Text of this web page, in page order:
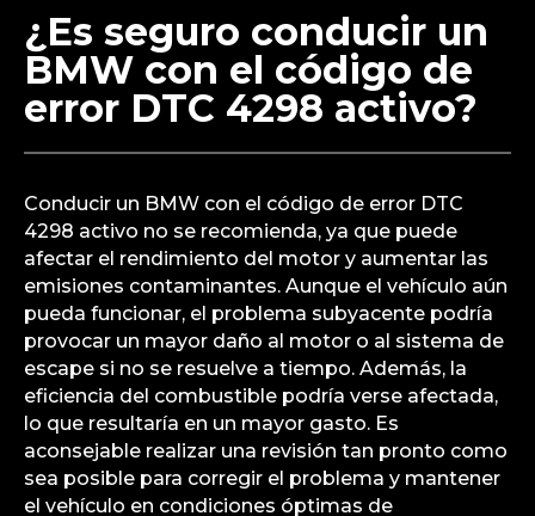
¿Es seguro conducir un
BMW con el código de
error DTC 4298 activo?
Conducir un BMW con el código de error DTC
4298 activo no se recomienda, ya que puede
afectar el rendimiento del motor y aumentar las
emisiones contaminantes. Aunque el vehículo aún
pueda funcionar, el problema subyacente podría
provocar un mayor daño al motor o al sistema de
escape si no se resuelve a tiempo. Además, la
eficiencia del combustible podría verse afectada,
lo que resultaría en un mayor gasto. Es
aconsejable realizar una revisión tan pronto como
sea posible para corregir el problema y mantener
el vehículo en condiciones óptimas de